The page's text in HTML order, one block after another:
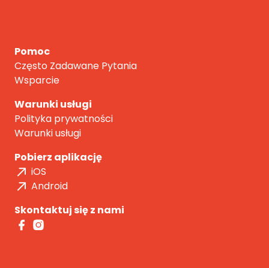
Pomoc
Często Zadawane Pytania
Wsparcie
Warunki usługi
Polityka prywatności
Warunki usługi
Pobierz aplikację
iOS
Android
Skontaktuj się z nami